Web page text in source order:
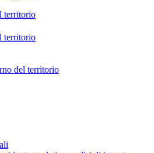
territorio
territorio
del territorio